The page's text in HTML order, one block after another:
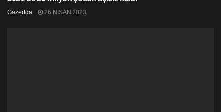
Gazedda 26 NISAN 2023